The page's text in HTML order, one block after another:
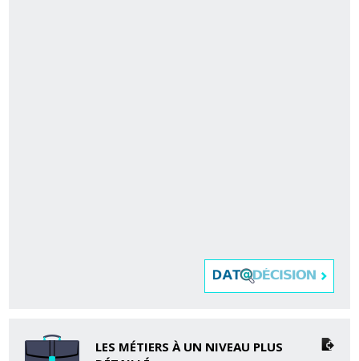
LES MÉTIERS À UN NIVEAU PLUS